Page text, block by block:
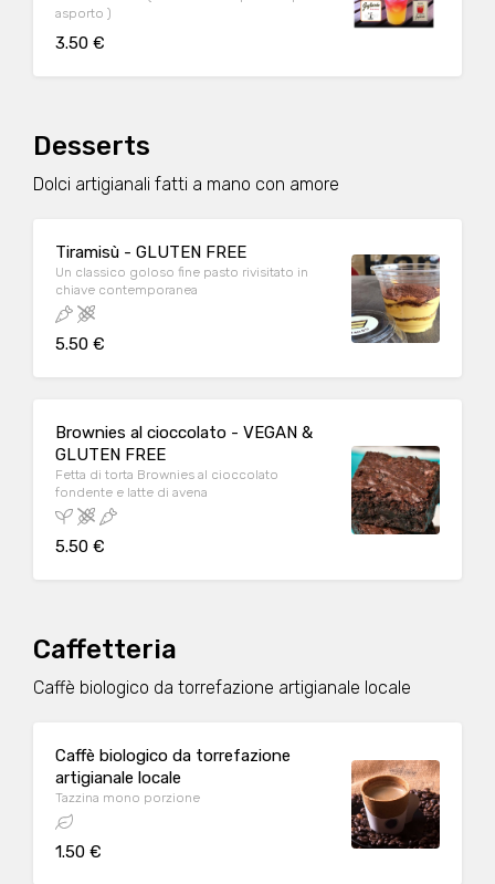
asporto )
3.50 €
Desserts
Dolci artigianali fatti a mano con amore
Tiramisù - GLUTEN FREE
Un classico goloso fine pasto rivisitato in
chiave contemporanea
5.50 €
Brownies al cioccolato - VEGAN &
GLUTEN FREE
Fetta di torta Brownies al cioccolato
fondente e latte di avena
5.50 €
Caffetteria
Caffè biologico da torrefazione artigianale locale
Caffè biologico da torrefazione
artigianale locale
Tazzina mono porzione
1.50 €